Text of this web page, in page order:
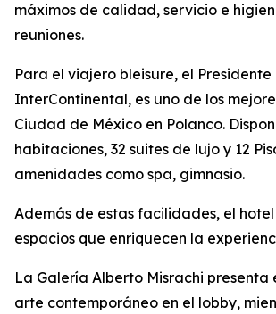
máximos de calidad, servicio e
reuniones.
Para el viajero bleisure, el Presidente
InterContinental, es uno de los
Ciudad de México en Polanco.
habitaciones, 32 suites de lujo y 12
amenidades como spa, gimnasio.
Además de estas facilidades, el
espacios que enriquecen la
La Galería Alberto Misrachi presenta
arte contemporáneo en el lobby,